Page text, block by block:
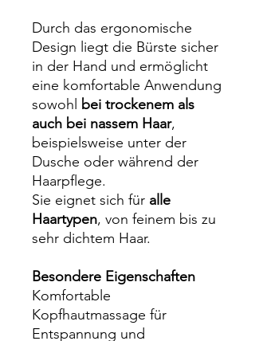
Durch das ergonomische
Design liegt die Bürste sicher
in der Hand und ermöglicht
eine komfortable Anwendung
sowohl bei trockenem als
auch bei nassem Haar,
beispielsweise unter der
Dusche oder während der
Haarpflege.
Sie eignet sich für alle
Haartypen, von feinem bis zu
sehr dichtem Haar.
Besondere Eigenschaften
Komfortable
Kopfhautmassage für
Entspannung und